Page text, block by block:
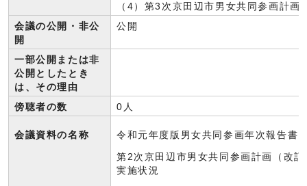
（4）第3次京田辺市男女共同参画計画
会議の公開・非公
開
公開
一部公開または非
公開としたとき
は、その理由
傍聴者の数
0人
会議資料の名称 令和元年度版男女共同参画年次報告書
第2次京田辺市男女共同参画計画（改
実施状況